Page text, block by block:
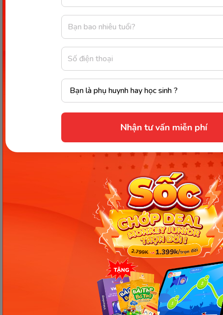
Nhận tư vấn miễn phí
She is becoming more and more happier.
English is more and more importance today.
He speaks more and more fluent.
colder → cold
likes → like
importance → important
fluent → fluently
cấu trúc more and moresẽ giúp
bạn diễn đạt sự tăng dần một cách tự nhiên và
chính xác trong tiếng Anh. Khi hiểu rõ cách dùng,
các dạng cấu trúc phổ biến và những lưu ý quan
trọng, người học có thể tránh lỗi sai thường gặp và
áp dụng more and more hiệu quả trong cả giao